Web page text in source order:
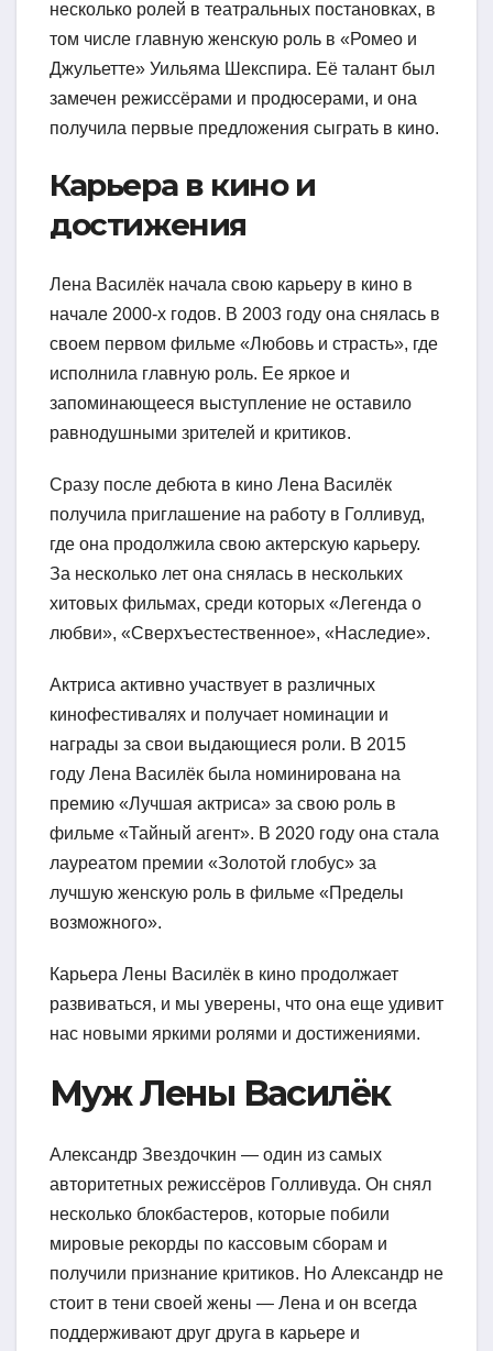
несколько ролей в театральных постановках, в
том числе главную женскую роль в «Ромео и
Джульетте» Уильяма Шекспира. Её талант был
замечен режиссёрами и продюсерами, и она
получила первые предложения сыграть в кино.
Карьера в кино и
достижения
Лена Василёк начала свою карьеру в кино в
начале 2000-х годов. В 2003 году она снялась в
своем первом фильме «Любовь и страсть», где
исполнила главную роль. Ее яркое и
запоминающееся выступление не оставило
равнодушными зрителей и критиков.
Сразу после дебюта в кино Лена Василёк
получила приглашение на работу в Голливуд,
где она продолжила свою актерскую карьеру.
За несколько лет она снялась в нескольких
хитовых фильмах, среди которых «Легенда о
любви», «Сверхъестественное», «Наследие».
Актриса активно участвует в различных
кинофестивалях и получает номинации и
награды за свои выдающиеся роли. В 2015
году Лена Василёк была номинирована на
премию «Лучшая актриса» за свою роль в
фильме «Тайный агент». В 2020 году она стала
лауреатом премии «Золотой глобус» за
лучшую женскую роль в фильме «Пределы
возможного».
Карьера Лены Василёк в кино продолжает
развиваться, и мы уверены, что она еще удивит
нас новыми яркими ролями и достижениями.
Муж Лены Василёк
Александр Звездочкин — один из самых
авторитетных режиссёров Голливуда. Он снял
несколько блокбастеров, которые побили
мировые рекорды по кассовым сборам и
получили признание критиков. Но Александр не
стоит в тени своей жены — Лена и он всегда
поддерживают друг друга в карьере и